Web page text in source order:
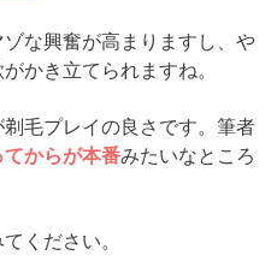
な興奮が高まりますし、や
かき立てられますね。
毛プレイの良さです。筆者
からが本番みたいなところ
ください。